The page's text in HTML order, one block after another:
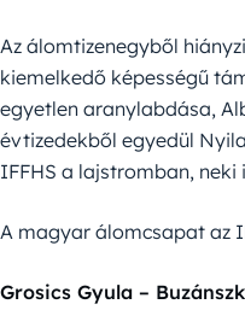
Az álomtizenegyből
kiemelkedő képességű
egyetlen aranylabdása,
évtizedekből egyedül
IFFHS a lajstromban,
A magyar álomcsapat az
Grosics Gyula –